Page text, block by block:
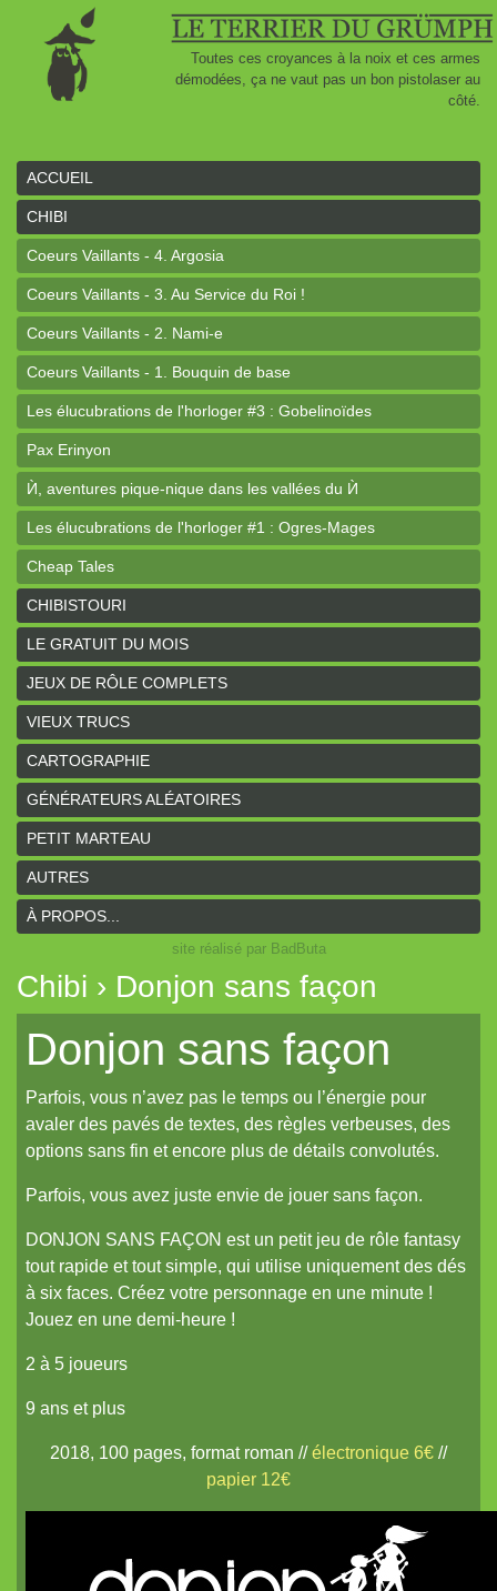
Toutes ces croyances à la noix et ces armes
démodées, ça ne vaut pas un bon pistolaser au
côté.
ACCUEIL
CHIBI
Coeurs Vaillants - 4. Argosia
Coeurs Vaillants - 3. Au Service du Roi !
Coeurs Vaillants - 2. Nami-e
Coeurs Vaillants - 1. Bouquin de base
Les élucubrations de l'horloger #3 : Gobelinoïdes
Pax Erinyon
Ѝ, aventures pique-nique dans les vallées du Ѝ
Les élucubrations de l'horloger #1 : Ogres-Mages
Cheap Tales
Intrépides
Coeurs Vaillants - Aventures
Coeurs Vaillants - Ogres de gel
Coeurs Vaillants - Compagnon2
Les bas-reliefs des Ruines de Zeriphar
N.YX
Sous l'ombre du Mont Yimsha
Coeurs Vaillants - Compagnon
Coeurs Vaillants // Gallant and Bold
Hârn - le monde de Hârn
De Urbium Graphidibus
La Frontière
Les cahiers du Vastemonde
TechNoir
Pour une poignée de sapèques
Donjon sans façon
Aux seuils d'abysses très-anciens
De Chorographia
Raj Victoria
Pits and Perils
CHIBISTOURI
LE GRATUIT DU MOIS
JEUX DE RÔLE COMPLETS
VIEUX TRUCS
CARTOGRAPHIE
GÉNÉRATEURS ALÉATOIRES
PETIT MARTEAU
AUTRES
À PROPOS...
site réalisé par BadButa
Chibi › Donjon sans façon
Donjon sans façon
Parfois, vous n’avez pas le temps ou l’énergie pour
avaler des pavés de textes, des règles verbeuses, des
options sans fin et encore plus de détails convolutés.
Parfois, vous avez juste envie de jouer sans façon.
DONJON SANS FAÇON est un petit jeu de rôle fantasy
tout rapide et tout simple, qui utilise uniquement des dés
à six faces. Créez votre personnage en une minute !
Jouez en une demi-heure !
2 à 5 joueurs
9 ans et plus
2018, 100 pages, format roman //électronique 6€ //
papier 12€